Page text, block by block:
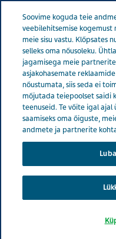
Estonia Tervise eest
patsiendikogemus võimestab
Teva
võimestab
haigusega
Soovime koguda teie
veebilehitsemise
meie sisu vastu. Klõpsates
selleks oma nõusoleku.
jagamisega meie
asjakohasemate
nõustumata, siis seda ei
mõjutada teiepoolset saidi
teenuseid. Te võite igal
saamiseks oma õiguste,
andmete ja partnerite